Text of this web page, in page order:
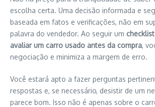
escolha certa. Uma decisão informada e
baseada em fatos e verificações, não em
palavra do vendedor. Ao seguir um
avaliar um carro usado antes da compra,
negociação e minimiza a margem de erro.
Você estará apto a fazer perguntas
respostas e, se necessário, desistir de um
parece bom. Isso não é apenas sobre o